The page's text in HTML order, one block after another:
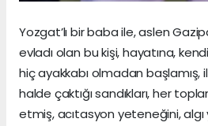
Yozgat’lı bir baba ile, aslen
evladı olan bu kişi, hayatına,
hiç ayakkabı olmadan başlamış,
halde çaktığı sandıkları, her
etmiş, acıtasyon yeteneğini,